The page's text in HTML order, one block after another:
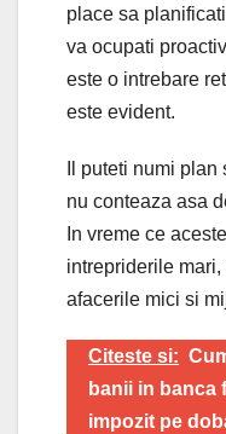
place sa
va ocupati
este o intrebare
este evident.
Il puteti numi
nu conteaza asa
In vreme ce
intrepriderile
afacerile mici si
Citeste si:
banii in banca
impozit pe